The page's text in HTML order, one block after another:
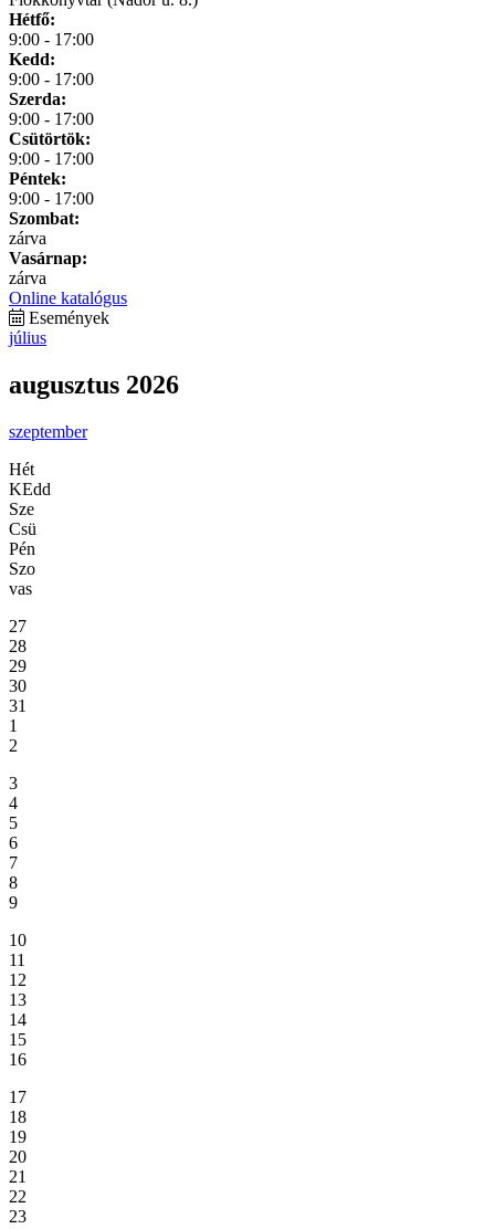
Hétfő:
9:00 - 17:00
Kedd:
9:00 - 17:00
Szerda:
9:00 - 17:00
Csütörtök:
9:00 - 17:00
Péntek:
9:00 - 17:00
Szombat:
zárva
Vasárnap:
zárva
Online katalógus
Események
július
augusztus 2026
szeptember
Hét
KEdd
Sze
Csü
Pén
Szo
vas
27
28
29
30
31
1
2
3
4
5
6
7
8
9
10
11
12
13
14
15
16
17
18
19
20
21
22
23